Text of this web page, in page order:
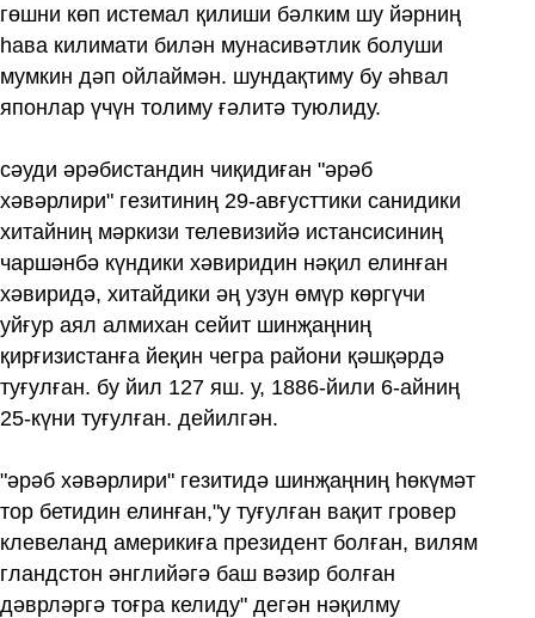
гөшни көп истемал қилиши бәлким шу йәрниң
һава килимати билән мунасивәтлик болуши
мумкин дәп ойлаймән. шундақтиму бу әһвал
японлар үчүн толиму ғәлитә туюлиду.
сәуди әрәбистандин чиқидиған "әрәб
хәвәрлири" гезитиниң 29-авғусттики санидики
хитайниң мәркизи телевизийә истансисиниң
чаршәнбә күндики хәвиридин нәқил елинған
хәвиридә, хитайдики әң узун өмүр көргүчи
уйғур аял алмихан сейит шинҗаңниң
қирғизистанға йеқин чегра райони қәшқәрдә
туғулған. бу йил 127 яш. у, 1886-йили 6-айниң
25-күни туғулған. дейилгән.
"әрәб хәвәрлири" гезитидә шинҗаңниң һөкүмәт
тор бетидин елинған,"у туғулған вақит гровер
клевеланд америкиға президент болған, вилям
гландстон әнглийәгә баш вәзир болған
дәврләргә тоғра келиду" дегән нәқилму